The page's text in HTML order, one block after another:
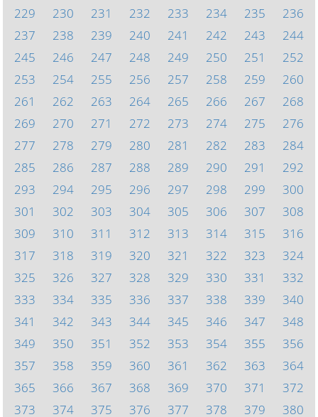
229
230 231 232 233 234 235
236
237
238 239 240 241 242 243
244
245
246 247 248 249 250 251
252
253
254 255 256 257 258 259
260
261
262 263 264 265 266 267
268
269
270 271 272 273 274 275
276
277
278 279 280 281 282 283
284
285
286 287 288 289 290 291
292
293
294 295 296 297 298 299
300
301
302 303 304 305 306 307
308
309
310 311 312 313 314 315
316
317
318 319 320 321 322 323
324
325
326 327 328 329 330 331
332
333
334 335 336 337 338 339
340
341
342 343 344 345 346 347
348
349
350 351 352 353 354 355
356
357
358 359 360 361 362 363
364
365
366 367 368 369 370 371
372
373
374 375 376 377 378 379 380